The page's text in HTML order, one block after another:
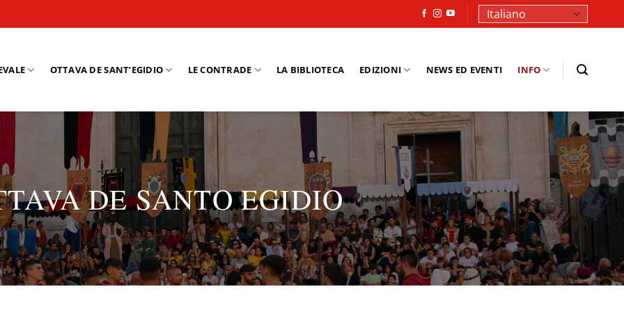
OTTAVA DE SANT’EGIDIO LE CONTRADE LA BIBLIOTECA EDIZIONI NEWS ED EVENTI INFO
DE SANTO EGIDIO